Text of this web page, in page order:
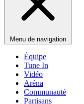
Menu de navigation
Équipe
Tune In
Vidéo
Aréna
Communauté
Partisans